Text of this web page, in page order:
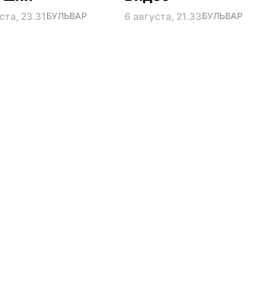
23.31 БУЛЬВАР 6 августа, 21.33БУЛЬВАР